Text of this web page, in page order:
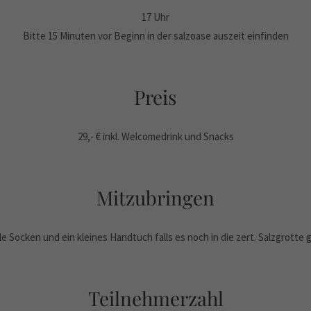
17 Uhr
Bitte 15 Minuten vor Beginn in der salzoase auszeit einfinden
Preis
29,- € inkl. Welcomedrink und Snacks
Mitzubringen
Socken und ein kleines Handtuch falls es noch in die zert. Salzgrotte
Teilnehmerzahl